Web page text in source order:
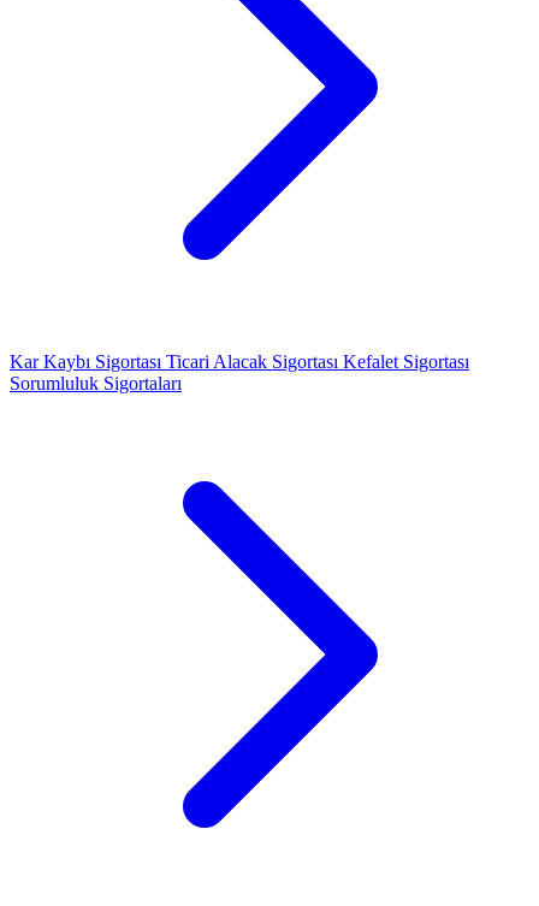
Kar Kaybı Sigortası Ticari Alacak Sigortası Kefalet Sigortası
Sorumluluk Sigortaları